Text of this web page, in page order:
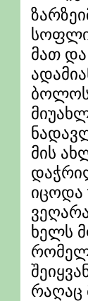
მათ
ბოლოს
მის
იცოდა
ხელს